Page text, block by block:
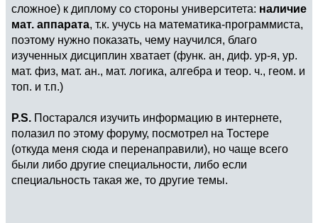
сложное) к диплому со стороны университета: наличие
мат. аппарата, т.к. учусь на математика-программиста,
поэтому нужно показать, чему научился, благо
изученных дисциплин хватает (функ. ан, диф. ур-я, ур.
мат. физ, мат. ан., мат. логика, алгебра и теор. ч., геом. и
топ. и т.п.)
P.S. Постарался изучить информацию в интернете,
полазил по этому форуму, посмотрел на Тостере
(откуда меня сюда и перенаправили), но чаще всего
были либо другие специальности, либо если
специальность такая же, то другие темы.